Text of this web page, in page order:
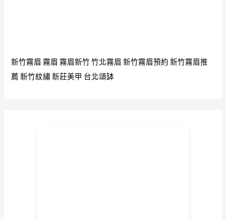
九
大
新竹霧眉 霧眉 霧眉新竹 竹北霧眉 新竹霧眉預約 新竹霧眉推
薦 新竹紋繡 新莊美甲 台北頌缽